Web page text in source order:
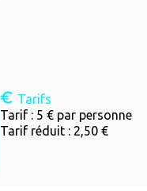
Tarifs
Tarif : 5 € par personne
Tarif réduit : 2,50 €